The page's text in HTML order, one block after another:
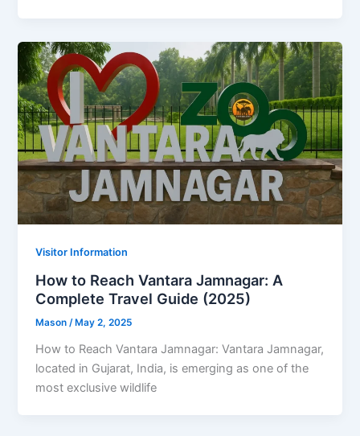
Visitor Information
How to Reach Vantara Jamnagar: A
Complete Travel Guide (2025)
Mason/ May 2, 2025
How to Reach Vantara Jamnagar: Vantara Jamnagar,
located in Gujarat, India, is emerging as one of the
most exclusive wildlife